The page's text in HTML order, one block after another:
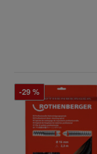
-29 %